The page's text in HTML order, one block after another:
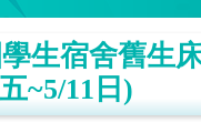
生宿舍舊生
~5/11日)